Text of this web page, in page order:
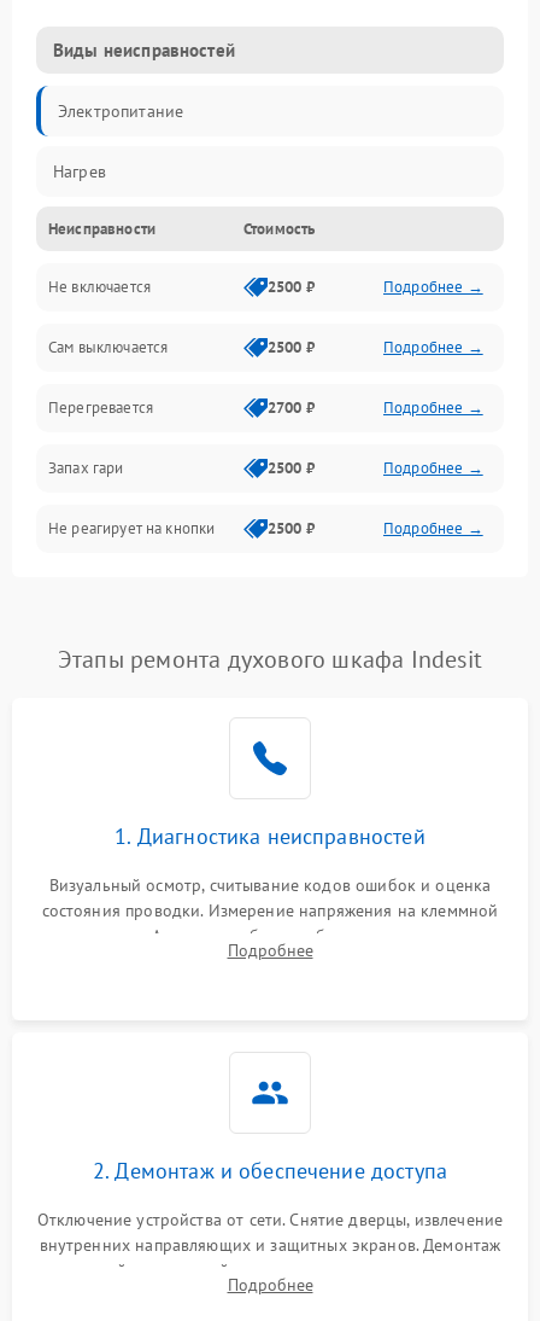
Виды неисправностей
Электропитание
Нагрев
Неисправности Стоимость
Не включается 2500 ₽ Подробнее →
Сам выключается 2500 ₽ Подробнее →
Перегревается 2700 ₽ Подробнее →
Запах гари 2500 ₽ Подробнее →
Не реагирует на кнопки 2500 ₽ Подробнее →
Этапы ремонта духового шкафа Indesit
1. Диагностика неисправностей
Визуальный осмотр, считывание кодов ошибок и оценка
состояния проводки. Измерение напряжения на клеммной
колодке. Анализ жалоб на проблемы с нагревом,
конвекцией, панелью управления или блокировкой дверцы.
Подробнее
2. Демонтаж и обеспечение доступа
Отключение устройства от сети. Снятие дверцы, извлечение
внутренних направляющих и защитных экранов. Демонтаж
задней или верхней панели для прямого доступа к
нагревательным элементам, плате и вентиляторам.
Подробнее